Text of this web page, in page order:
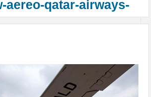
aereo-qatar-airways-